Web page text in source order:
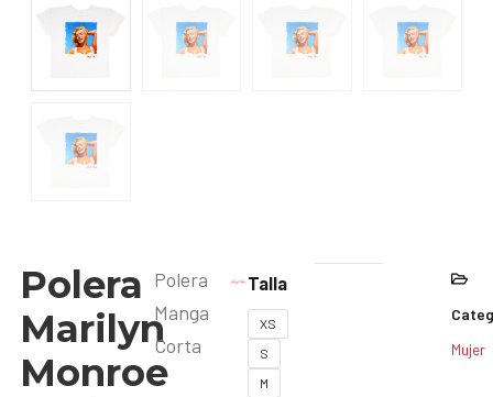
Polera
Marilyn
Monroe
Polera
Manga
Corta
Talla
XS
S
M
Mujer